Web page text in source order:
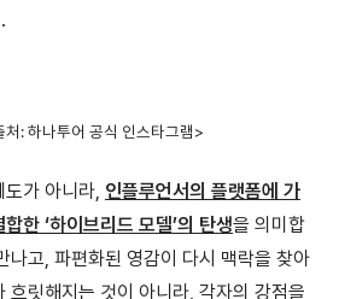
처: 하나투어 공식 인스타그램>
가 아니라, 인플루언서의 플랫폼에 가
한 ‘하이브리드 모델’의 탄생을 의미합
나고, 파편화된 영감이 다시 맥락을 찾아
흐릿해지는 것이 아니라, 각자의 강점을